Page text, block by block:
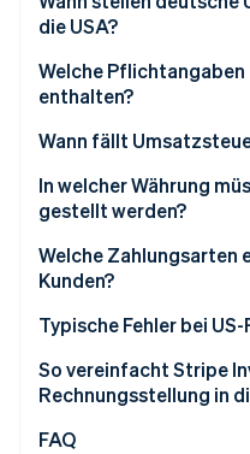
die USA?
Welche Pflichtangaben
enthalten?
Wann fällt
Was ist das Reverse-
In welcher Währung
gestellt werden?
Rechnungen in USD
Welche Zahlungsarten
Kunden?
ACH-Zahlungen
Kartenzahlungen
Banküberweisungen
Typische Fehler bei
So vereinfacht Stripe
Rechnungsstellung in
FAQ